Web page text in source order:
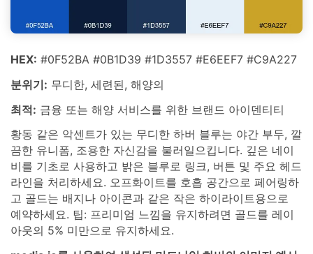
HEX: #0F52BA #0B1D39 #1D3557 #E6EEF7 #C9A227
분위기: 무디한, 세련된, 해양의
최적: 금융 또는 해양 서비스를 위한 브랜드 아이덴티티
황동 같은 악센트가 있는 무디한 하버 블루는 야간 부두, 깔
끔한 유니폼, 조용한 자신감을 불러일으킵니다. 깊은 네이
비를 기초로 사용하고 밝은 블루로 링크, 버튼 및 주요 헤드
라인을 처리하세요. 오프화이트를 호흡 공간으로 페어링하
고 골드는 배지나 아이콘과 같은 작은 하이라이트용으로
예약하세요. 팁: 프리미엄 느낌을 유지하려면 골드를 레이
아웃의 5% 미만으로 유지하세요.